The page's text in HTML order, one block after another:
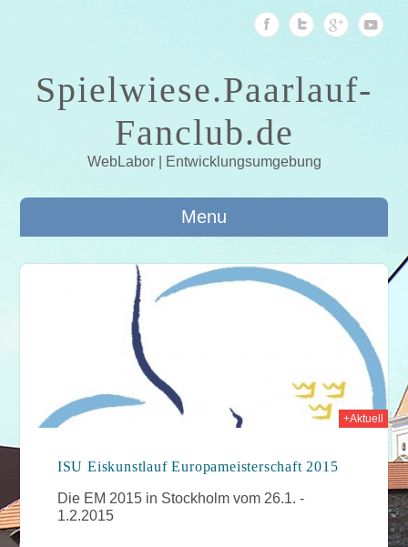
Spielwiese.Paarlauf-
Fanclub.de
WebLabor | Entwicklungsumgebung
Menu
+Aktuell
ISU Eiskunstlauf Europameisterschaft 2015
Die EM 2015 in Stockholm vom 26.1. -
1.2.2015